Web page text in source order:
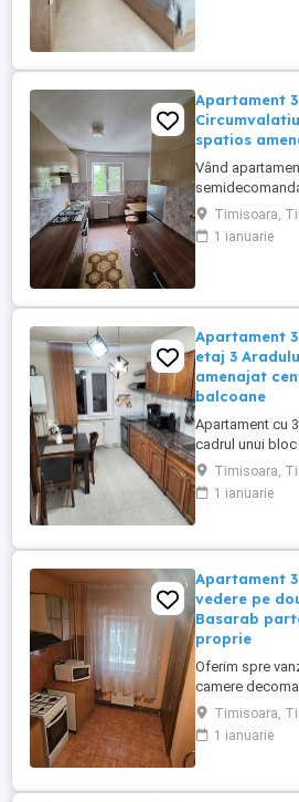
Apartament
spatios
Vând
Lazar.
64mp utili si
bucatarie
Timisoara,
1 ianuarie
Apartament
etaj 3
amenajat
balcoane
Apartament cu
cadrul unui
Aradului
parti,doua
luminoasa si
Timisoara,
1 ianuarie
Apartament
vedere pe
Basarab
proprie
Oferim spre
camere
parti,fata
rezidentiala de
Matei
Timisoara,
1 ianuarie